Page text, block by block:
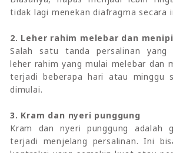
tidak lagi menekan diafragma secara
2. Leher rahim melebar dan
Salah satu tanda persalinan yang
leher rahim yang mulai melebar dan
terjadi beberapa hari atau minggu
dimulai.
3. Kram dan nyeri punggung
Kram dan nyeri punggung adalah
terjadi menjelang persalinan. Ini